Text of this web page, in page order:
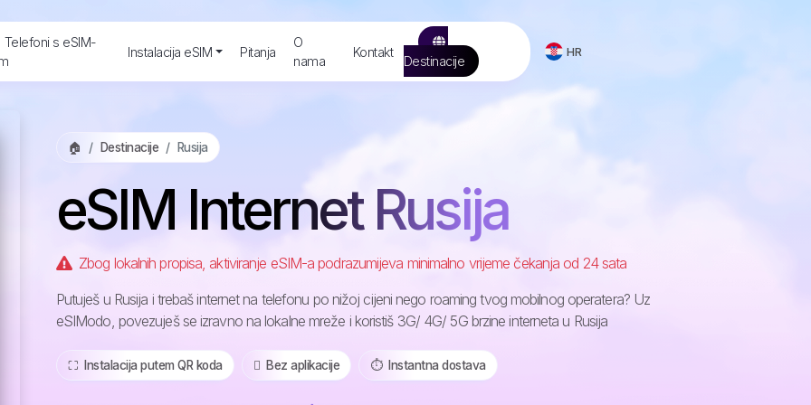
Telefoni s eSIM-
Instalacija eSIM Pitanja
O
nama
Kontakt
Destinacije
HR
🏠 Destinacije Rusija
eSIM Internet Rusija
Zbog lokalnih propisa, aktiviranje eSIM-a podrazumijeva minimalno vrijeme čekanja od 24 sata
Putuješ u Rusija i trebaš internet na telefonu po nižoj cijeni nego roaming tvog mobilnog operatera? Uz
eSIModo, povezuješ se izravno na lokalne mreže i koristiš 3G/ 4G/ 5G brzine interneta u Rusija
⛶️️ Instalacija putem QR koda ️ Bez aplikacije ⏱️️ Instantna dostava